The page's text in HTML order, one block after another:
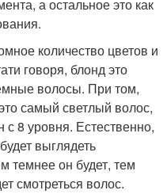
а остальное это как
количество цветов и
говоря, блонд это
волосы. При том,
самый светлый волос,
8 уровня. Естественно,
выглядеть
темнее он будет, тем
смотреться волос.